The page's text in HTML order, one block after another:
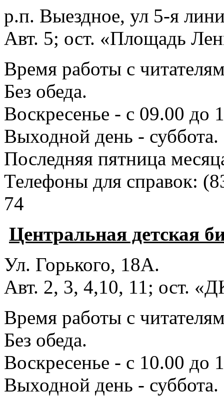
р.п. Выездное, ул 5-я
Авт. 5; ост. «Площадь
Время работы с
Без обеда.
Воскресенье - с 09.00 до
Выходной день - суббота.
Последняя пятница
Телефоны для справок:
74
Центральная детская
Ул. Горького, 18А.
Авт. 2, 3, 4,10, 11; ост.
Время работы с
Без обеда.
Воскресенье - с 10.00 до
Выходной день - суббота.